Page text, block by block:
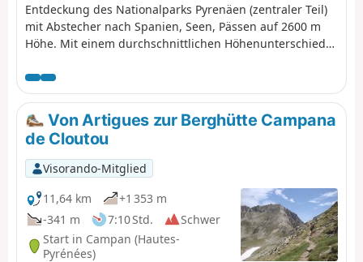
Entdeckung des Nationalparks Pyrenäen (zentraler Teil)
mit Abstecher nach Spanien, Seen, Pässen auf 2600 m
Höhe. Mit einem durchschnittlichen Höhenunterschied
Tour insgesamt sportlich anspruchsvoll. Berücksichtigen
Sie unbedingt die kumulierten Höhenmeter und die
zurückzulegenden Kilometer. Die Tour findet zwischen
1000 m und 2655 m Höhe statt. Der Startpunkt dieser
Tour ist mit öffentlichen Verkehrsmitteln erreichbar
(Busse und Shuttlebusse von Cauterets im Sommer).
Von Artigues zur Berghütte Campana
de Cloutou
Visorando-Mitglied
11,64 km
+1 353 m
-341 m
7:10 Std.
Schwer
Start in Campan (Hautes-
Pyrénées)